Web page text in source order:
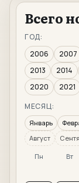
Всего
ГОД:
2006
2007
2013
2014
2020
2021
МЕСЯЦ:
Январь
Август
Пн Вт